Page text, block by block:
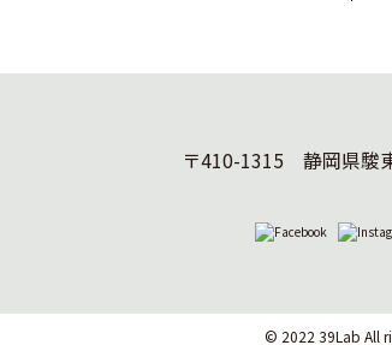
〒410-1315 静岡県駿
© 2022 39Lab All